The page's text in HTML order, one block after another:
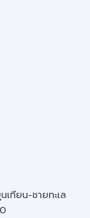
เทียน-ชายทะเล